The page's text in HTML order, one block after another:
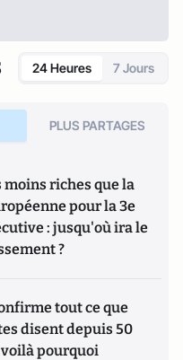
24 Heures 7 Jours
PLUS PARTAGES
moins riches que la
pour la 3e
: jusqu'où ira le
?
tout ce que
disent depuis 50
voilà pourquoi